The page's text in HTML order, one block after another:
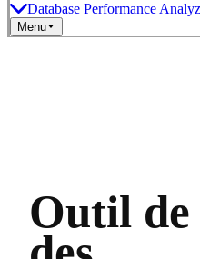
Database Performance
Menu
Outil de